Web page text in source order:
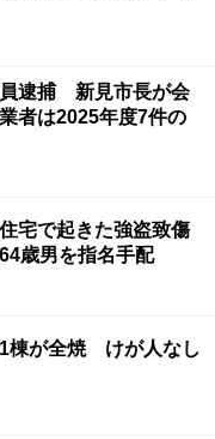
逮捕 新見市長が会
者は2025年度7件の
宅で起きた強盗致傷
歳男を指名手配
棟が全焼 けが人なし